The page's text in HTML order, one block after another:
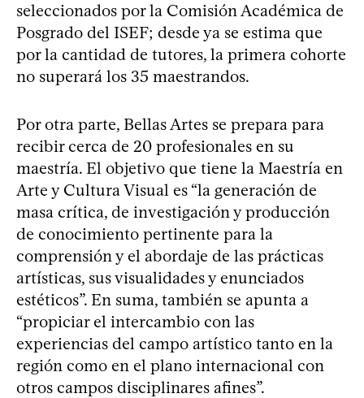
seleccionados por la Comisión Académica de
Posgrado del ISEF; desde ya se estima que
por la cantidad de tutores, la primera cohorte
no superará los 35 maestrandos.
Por otra parte, Bellas Artes se prepara para
recibir cerca de 20 profesionales en su
maestría. El objetivo que tiene la Maestría en
Arte y Cultura Visual es “la generación de
masa crítica, de investigación y producción
de conocimiento pertinente para la
comprensión y el abordaje de las prácticas
artísticas, sus visualidades y enunciados
estéticos”. En suma, también se apunta a
“propiciar el intercambio con las
experiencias del campo artístico tanto en la
región como en el plano internacional con
otros campos disciplinares afines”.